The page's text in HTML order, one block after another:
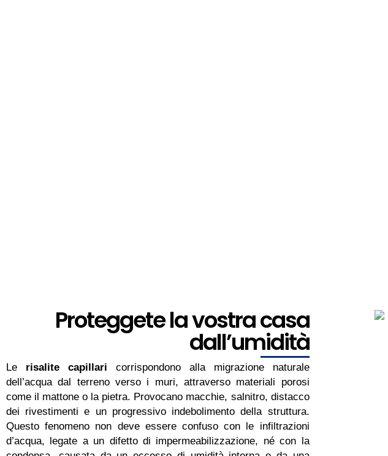
Proteggete la vostra casa
dall’umidità
Le risalite capillari corrispondono alla migrazione naturale
dell’acqua dal terreno verso i muri, attraverso materiali porosi
come il mattone o la pietra. Provocano macchie, salnitro, distacco
dei rivestimenti e un progressivo indebolimento della struttura.
Questo fenomeno non deve essere confuso con le infiltrazioni
d’acqua, legate a un difetto di impermeabilizzazione, né con la